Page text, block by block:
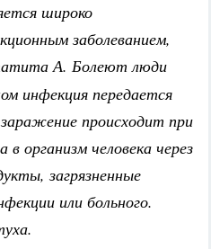
широко
заболеванием,
А. Болеют люди
инфекция передается
происходит при
в организм человека через
загрязненные
или больного.